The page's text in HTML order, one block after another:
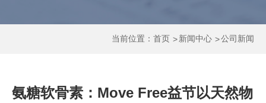
当前位置： 首页 新闻中心 公司新闻
氨糖软骨素：Move Free益节以天然物